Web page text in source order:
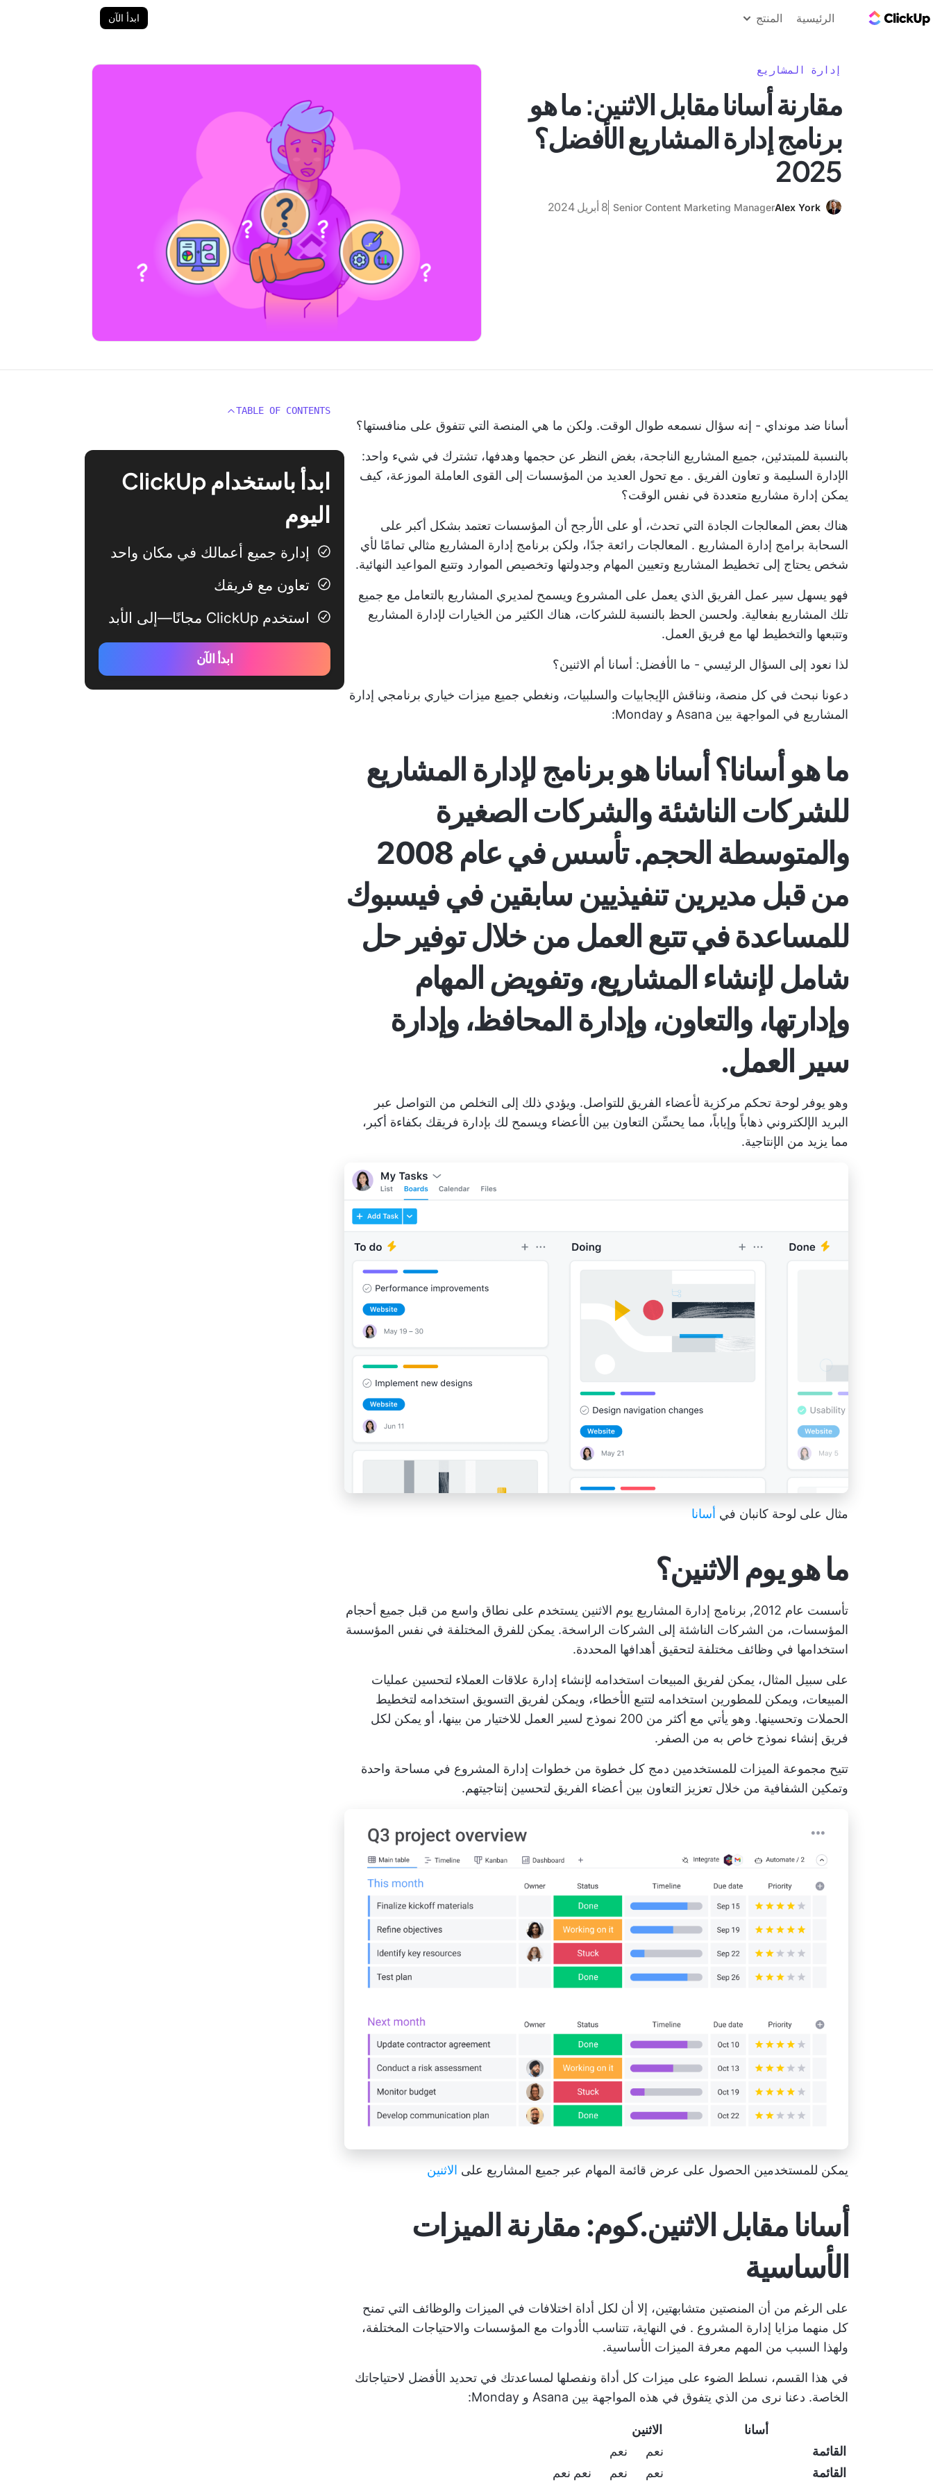
الرئيسية المنتج ابدأ الآن
إدارة المشاريع
مقارنة أسانا مقابل الاثنين: ما هو
برنامج إدارة المشاريع الأفضل؟
2025
Alex York
Senior Content Marketing Manager 8 أبريل 2024
أسانا ضد مونداي - إنه سؤال نسمعه طوال الوقت. ولكن ما هي المنصة التي تتفوق على منافستها؟
بالنسبة للمبتدئين، جميع المشاريع الناجحة، بغض النظر عن حجمها وهدفها، تشترك في شيء واحد:
الإدارة السليمة و تعاون الفريق . مع تحول العديد من المؤسسات إلى القوى العاملة الموزعة، كيف
يمكن إدارة مشاريع متعددة في نفس الوقت؟
هناك بعض المعالجات الجادة التي تحدث، أو على الأرجح أن المؤسسات تعتمد بشكل أكبر على
السحابة برامج إدارة المشاريع . المعالجات رائعة جدًا، ولكن برنامج إدارة المشاريع مثالي تمامًا لأي
شخص يحتاج إلى تخطيط المشاريع وتعيين المهام وجدولتها وتخصيص الموارد وتتبع المواعيد النهائية.
فهو يسهل سير عمل الفريق الذي يعمل على المشروع ويسمح لمديري المشاريع بالتعامل مع جميع
تلك المشاريع بفعالية. ولحسن الحظ بالنسبة للشركات، هناك الكثير من الخيارات لإدارة المشاريع
وتتبعها والتخطيط لها مع فريق العمل.
لذا نعود إلى السؤال الرئيسي - ما الأفضل: أسانا أم الاثنين؟
دعونا نبحث في كل منصة، ونناقش الإيجابيات والسلبيات، ونغطي جميع ميزات خياري برنامجي إدارة
المشاريع في المواجهة بين Asana و Monday:
ما هو أسانا؟ أسانا هو برنامج لإدارة المشاريع
للشركات الناشئة والشركات الصغيرة
والمتوسطة الحجم. تأسس في عام 2008
من قبل مديرين تنفيذيين سابقين في فيسبوك
للمساعدة في تتبع العمل من خلال توفير حل
شامل لإنشاء المشاريع، وتفويض المهام
وإدارتها، والتعاون، وإدارة المحافظ، وإدارة
سير العمل.
وهو يوفر لوحة تحكم مركزية لأعضاء الفريق للتواصل. ويؤدي ذلك إلى التخلص من التواصل عبر
البريد الإلكتروني ذهاباً وإياباً، مما يحسِّن التعاون بين الأعضاء ويسمح لك بإدارة فريقك بكفاءة أكبر،
مما يزيد من الإنتاجية.
مثال على لوحة كانبان في أسانا
ما هو يوم الاثنين؟
تأسست عام 2012, برنامج إدارة المشاريع يوم الاثنين يستخدم على نطاق واسع من قبل جميع أحجام
المؤسسات، من الشركات الناشئة إلى الشركات الراسخة. يمكن للفرق المختلفة في نفس المؤسسة
استخدامها في وظائف مختلفة لتحقيق أهدافها المحددة.
على سبيل المثال، يمكن لفريق المبيعات استخدامه لإنشاء إدارة علاقات العملاء لتحسين عمليات
المبيعات، ويمكن للمطورين استخدامه لتتبع الأخطاء، ويمكن لفريق التسويق استخدامه لتخطيط
الحملات وتحسينها. وهو يأتي مع أكثر من 200 نموذج لسير العمل للاختيار من بينها، أو يمكن لكل
فريق إنشاء نموذج خاص به من الصفر.
تتيح مجموعة الميزات للمستخدمين دمج كل خطوة من خطوات إدارة المشروع في مساحة واحدة
وتمكين الشفافية من خلال تعزيز التعاون بين أعضاء الفريق لتحسين إنتاجيتهم.
يمكن للمستخدمين الحصول على عرض قائمة المهام عبر جميع المشاريع على الاثنين
أسانا مقابل الاثنين.كوم: مقارنة الميزات
الأساسية
على الرغم من أن المنصتين متشابهتين، إلا أن لكل أداة اختلافات في الميزات والوظائف التي تمنح
كل منهما مزايا إدارة المشروع . في النهاية، تتناسب الأدوات مع المؤسسات والاحتياجات المختلفة،
ولهذا السبب من المهم معرفة الميزات الأساسية.
في هذا القسم، نسلط الضوء على ميزات كل أداة ونفصلها لمساعدتك في تحديد الأفضل لاحتياجاتك
الخاصة. دعنا نرى من الذي يتفوق في هذه المواجهة بين Asana و Monday:
أسانا
الاثنين
القائمة
نعم
نعم
القائمة
نعم نعم نعم نعم
TABLE OF CONTENTS
ابدأ باستخدام ClickUp
اليوم
إدارة جميع أعمالك في مكان واحد
تعاون مع فريقك
استخدم ClickUp مجانًا—إلى الأبد
ابدأ الآن